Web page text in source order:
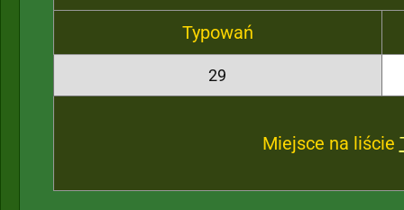
Typowań
29
Miejsce na liście